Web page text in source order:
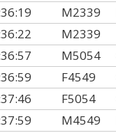
M2339
M2339
M5054
F4549
F5054
M4549